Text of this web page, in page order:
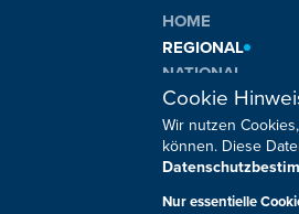
HOME
REGIONAL
NATIONAL
INTERNATIONAL
Sie haben noch
Cookie
Wir nutzen
können. Diese
Nur essentielle